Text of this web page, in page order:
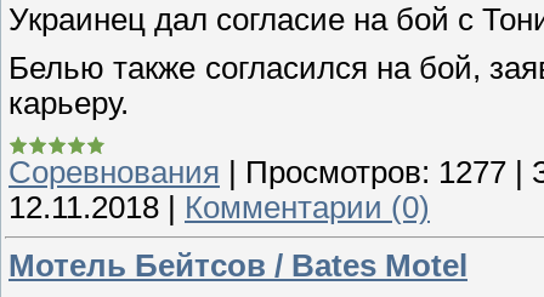
Украинец дал согласие на бой с
Белью также согласился на бой,
карьеру.
Соревнования Просмотров: 1277
12.11.2018
Комментарии (0)
Мотель Бейтсов / Bates Motel